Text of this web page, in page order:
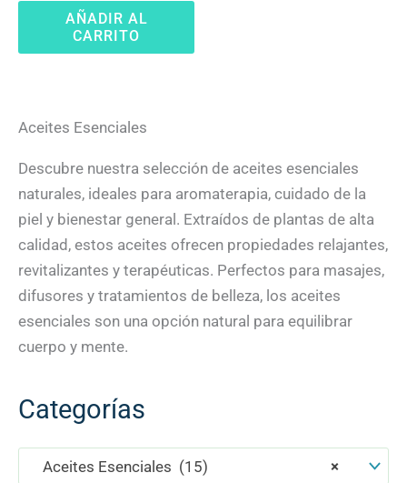
Categorías
×
Aceites Esenciales (15)
AÑADIR AL
CARRITO
Aceites Esenciales
Descubre nuestra selección de aceites esenciales
naturales, ideales para aromaterapia, cuidado de la
piel y bienestar general. Extraídos de plantas de alta
calidad, estos aceites ofrecen propiedades relajantes,
revitalizantes y terapéuticas. Perfectos para masajes,
difusores y tratamientos de belleza, los aceites
esenciales son una opción natural para equilibrar
cuerpo y mente.